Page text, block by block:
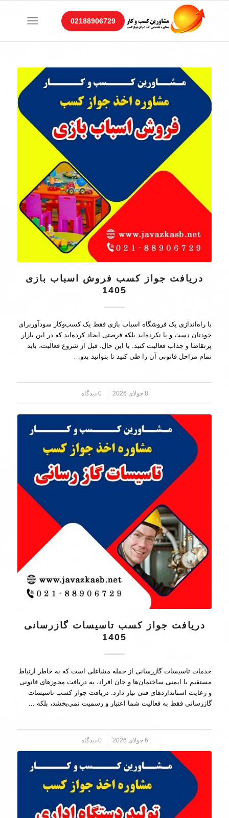
02188906729
دریافت جواز کسب فروش اسباب بازی
1405
با راه‌اندازی یک فروشگاه اسباب بازی فقط یک کسب‌وکار سودآوربرای
خودتان دست و پا نکرده‌اید بلکه فرصتی ایجاد کرده‌اید که در این بازار
پرتقاضا و جذاب فعالیت کنید. با این حال، قبل از شروع فعالیت، باید
تمام مراحل قانونی آن را طی کنید تا بتوانید بدو…
8 جولای 2026 / 0 دیدگاه
دریافت جواز کسب تاسیسات گازرسانی
1405
خدمات تاسیسات گازرسانی از جمله مشاغلی است که به خاطر ارتباط
مستقیم با ایمنی ساختمان‌ها و جان افراد، به دریافت مجوزهای قانونی
و رعایت استانداردهای فنی نیاز دارد. دریافت جواز کسب تاسیسات
گازرسانی فقط به فعالیت شما اعتبار و رسمیت نمی‌بخشد، بلکه …
6 جولای 2026 / 0 دیدگاه